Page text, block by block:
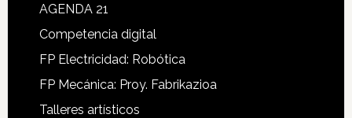
AGENDA 21
Competencia digital
FP Electricidad: Robótica
FP Mecánica: Proy. Fabrikazioa
Talleres artísticos